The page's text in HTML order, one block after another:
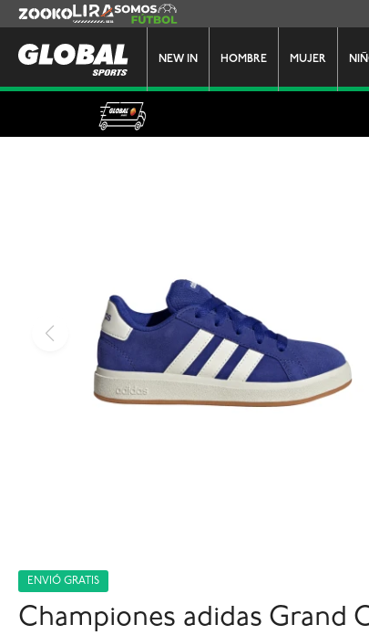
NEW IN HOMBRE MUJER
Zooko Lira Somos Futbol
ENVIÓ GRATIS
Championes adidas Grand